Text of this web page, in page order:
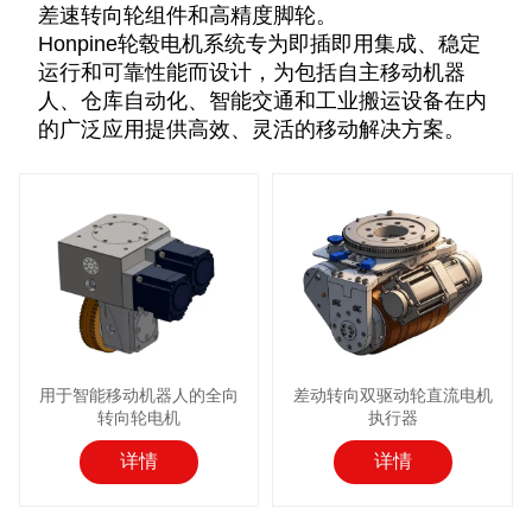
差速转向轮组件和高精度脚轮。
Honpine轮毂电机系统专为即插即用集成、稳定
运行和可靠性能而设计，为包括自主移动机器
人、仓库自动化、智能交通和工业搬运设备在内
的广泛应用提供高效、灵活的移动解决方案。
用于智能移动机器人的全向
转向轮电机
详情
差动转向双驱动轮直流电机
执行器
详情